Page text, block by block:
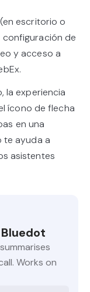
escritorio o
de
y acceso a
la experiencia
ícono de flecha
en una
te ayuda a
asistentes
Works on